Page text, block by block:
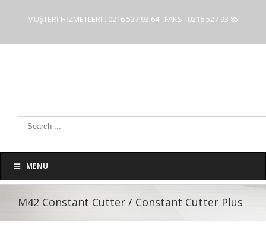
MÜŞTERİ HİZMETLERİ : 0216 527 93 64 FAKS : 0216 527 93 85
MENU
M42 Constant Cutter / Constant Cutter Plus